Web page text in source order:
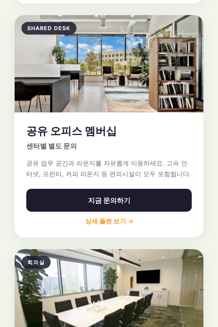
SHARED DESK
공유 오피스 멤버십
센터별 별도 문의
공유 업무 공간과 라운지를 자유롭게 이용하세요. 고속 인
터넷, 프린터, 커피 라운지 등 편의시설이 모두 포함됩니다.
지금 문의하기
상세 플랜 보기 →
회의실